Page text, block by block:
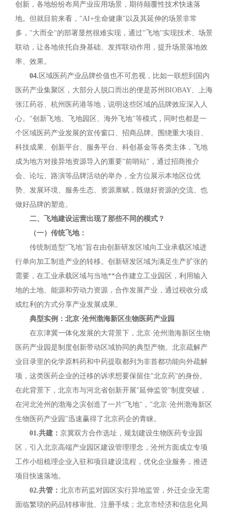
创新，各地纷纷布局产业应用场景，期待颠覆性技术快速落
地。但就目前来看，"AI+生命健康"以及其延伸的场景非常
多，"大而全"的部署显然很难实现，通过"飞地"实现技术、场景
联动，让各地依托自身基础、发挥联动作用，提升场景落地效
率、效果。
04. 区域医药产业品牌价值也不可忽视，比如一联想到国内
医药产业集聚区，大部分人脱口而出的便是苏州BIOBAY、上海
张江药谷、杭州医药港等地，说明这些区域的品牌效应深入人
心。"创新飞地、飞地园区、海外飞地"等模式，同时也都是一
个区域医药产业发展的宣传窗口、招商品牌。围绕重大项目、
科技成果、创新平台、服务平台、科创基金等各类主体，飞地
成为地方对接异地资源导入的重要"前哨站"，通过招商推介
会、论坛、路演等品牌活动的举办，全方位展示本地区位优
势、发展环境、服务生态、资源禀赋，既做好资源的交流、也
做好品牌的塑造。
二、飞地建设运营出现了那些不同的模式？
（一）传统飞地：
传统制造型"飞地"旨在由创新研发区域向工业承载区域进
行单向加工制造产业的转移。创新研发区域为满足生产扩张的
需要，在工业承载区域与当地**合作建立工业园区，利用输入
地的土地、能源和劳动力资源，合作发展产业，通过税收分成
或红利的方式分享产业发展成果。
典型实例：北京·沧州渤海新区生物医药产业园
在京津冀一体化发展的大背景下，北京·沧州渤海新区生物
医药产业园是制度创新带动区域协同的典型产物。北京疏解产
业目录里的化学原料药和中药提取都列为非首都功能向外疏解
项，这类医药企业的迁移的诉求想要保留住"北京药"的身份。
在此背景下，北京市与河北省创新开展"延伸监管"制度突破，
在河北沧州的渤海之滨创造了一片"飞地"，"北京·沧州渤海新区
生物医药产业园"迅速赢得了北京药企的青睐。
01.共建： 京冀双方合作选址，规划建设生物医药专业园
区，引入北京高端产业园区建设管理理念，沧州方面成立专项
工作小组梳理企业入驻和项目建设流程，优化企业服务，推进
项目快速落地。
02.共管： 北京市药监对园区实行异地监管，外迁企业无需
面临繁琐的药品转移审批、注册手续；北京市经济和信息化局